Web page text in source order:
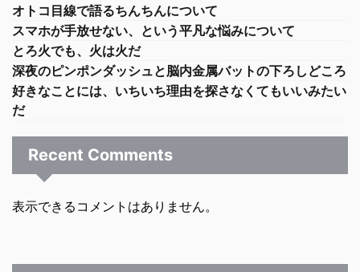
オトコ目線で語るちんちんについて
スマホが手放せない、という平凡な悩みについて
とろ火でも、火は火だ
深夜のピンポンダッシュと脳内金属バットの下ろしどころ
好きなことには、いちいち理由を探さなくてもいいみたい
だ
Recent Comments
表示できるコメントはありません。